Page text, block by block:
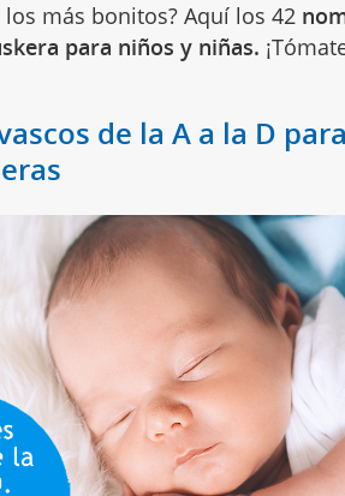
más bonitos? Aquí los 42
para niños y niñas.
de la A a la D